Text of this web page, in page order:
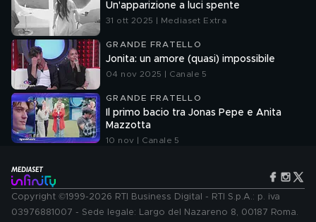
Un'apparizione a luci spente
31 ott 2025 | Mediaset Extra
GRANDE FRATELLO
Jonita: un amore (quasi) impossibile
04 nov 2025 | Canale 5
GRANDE FRATELLO
Il primo bacio tra Jonas Pepe e Anita
Mazzotta
10 nov | Canale 5
Copyright ©1999-2026 RTI Business Digital - RTI S.p.A.: p. iva
03976881007 - Sede legale: Largo del Nazareno 8, 00187 Roma.